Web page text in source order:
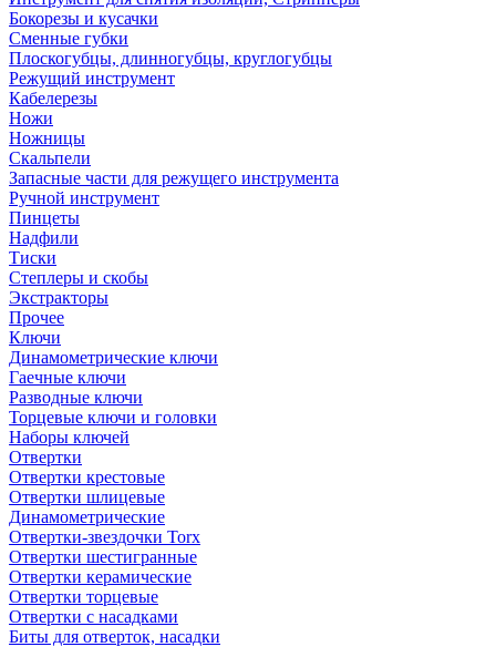
Бокорезы и кусачки
Сменные губки
Плоскогубцы, длинногубцы, круглогубцы
Режущий инструмент
Кабелерезы
Ножи
Ножницы
Скальпели
Запасные части для режущего инструмента
Ручной инструмент
Пинцеты
Надфили
Тиски
Степлеры и скобы
Экстракторы
Прочее
Ключи
Динамометрические ключи
Гаечные ключи
Разводные ключи
Торцевые ключи и головки
Наборы ключей
Отвертки
Отвертки крестовые
Отвертки шлицевые
Динамометрические
Отвертки-звездочки Torx
Отвертки шестигранные
Отвертки керамические
Отвертки торцевые
Отвертки с насадками
Биты для отверток, насадки